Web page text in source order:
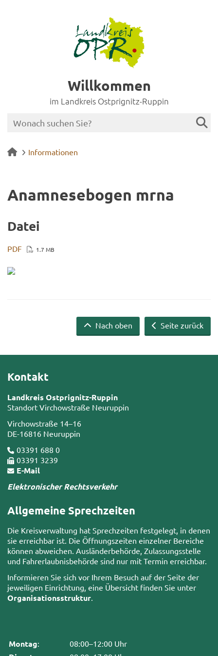
Willkommen
im Landkreis Ostprignitz-Ruppin
Informationen
Ana­mne­se­bo­gen mrna
Datei
PDF 1.7 MB
Seite zurück
Nach oben
Kontakt
Landkreis Ostprignitz-Ruppin
Standort Virchowstraße Neuruppin
Virchowstraße 14–16
DE-16816 Neuruppin
03391 688 0
03391 3239
E-Mail
Elektronischer Rechtsverkehr
Allgemeine Sprechzeiten
Die Kreisverwaltung hat Sprechzeiten festgelegt, in denen
sie erreichbar ist. Die Öffnungszeiten einzelner Bereiche
können abweichen. Ausländerbehörde, Zulassungsstelle
und Fahrerlaubnisbehörde sind nur mit Termin erreichbar.
Informieren Sie sich vor Ihrem Besuch auf der Seite der
jeweiligen Einrichtung, eine Übersicht finden Sie unter
Organisationsstruktur.
Montag: 08:00–12:00 Uhr